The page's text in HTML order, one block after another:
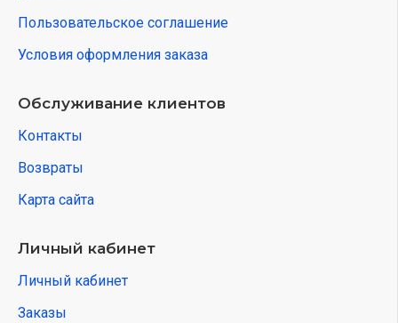
Пользовательское соглашение
Условия оформления заказа
Обслуживание клиентов
Контакты
Возвраты
Карта сайта
Личный кабинет
Личный кабинет
Заказы